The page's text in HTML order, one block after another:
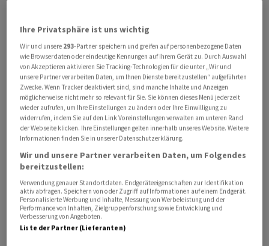
Die Furcht vor den wirtschaftlichen Folgen der
Coronavirus-Epidemie und derÖlpreis-Streit zwischen
Saudi-Arabien und Russland schüttelt die Märkte
derzeit voll durch. Die Turbulenzen ereignen sich am
Aktien-, aber auch am Anleihenmarkt.
Unternehmensanleihemarkt etwas, was man seit der
Finanzkrise 2008 nicht mehr sah." Das sagt Olivier
Hildbrand, Senior Investment Manager Pictet Asset
Management, auf Anfrage von cash. Grund: Es fand kaum
noch Handel statt. Die grossen Banken hätten die ganze
Ihre Privatsphäre ist uns wichtig
Wir und unsere 293-Partner speichern und greifen auf personenbezogene Daten
wie Browserdaten oder eindeutige Kennungen auf Ihrem Gerät zu. Durch Auswahl
von Akzeptieren aktivieren Sie Tracking-Technologien für die unter „Wir und
unsere Partner verarbeiten Daten, um Ihnen Dienste bereitzustellen“ aufgeführten
Zwecke. Wenn Tracker deaktiviert sind, sind manche Inhalte und Anzeigen
möglicherweise nicht mehr so relevant für Sie. Sie können dieses Menü jederzeit
wieder aufrufen, um Ihre Einstellungen zu ändern oder Ihre Einwilligung zu
widerrufen, indem Sie auf den Link Voreinstellungen verwalten am unteren Rand
der Webseite klicken. Ihre Einstellungen gelten innerhalb unseres Website. Weitere
Informationen finden Sie in unserer Datenschutzerklärung.
Wir und unsere Partner verarbeiten Daten, um Folgendes
bereitzustellen:
Verwendung genauer Standortdaten. Endgeräteeigenschaften zur Identifikation
aktiv abfragen. Speichern von oder Zugriff auf Informationen auf einem Endgerät.
Personalisierte Werbung und Inhalte, Messung von Werbeleistung und der
Performance von Inhalten, Zielgruppenforschung sowie Entwicklung und
Verbesserung von Angeboten.
Liste der Partner (Lieferanten)